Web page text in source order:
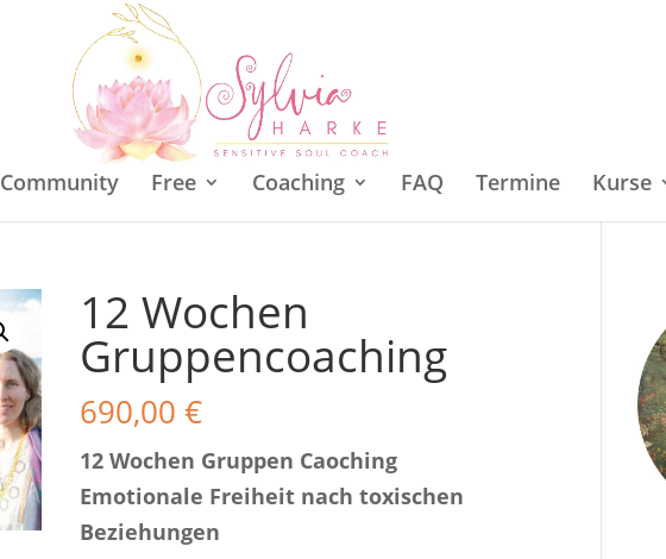
Community Free Coaching FAQ Termine Kurse
12 Wochen
Gruppencoaching
690,00€
12 Wochen Gruppen Caoching
Emotionale Freiheit nach toxischen
Beziehungen